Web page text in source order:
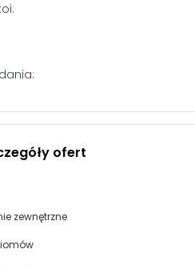
ofert
zewnętrzne